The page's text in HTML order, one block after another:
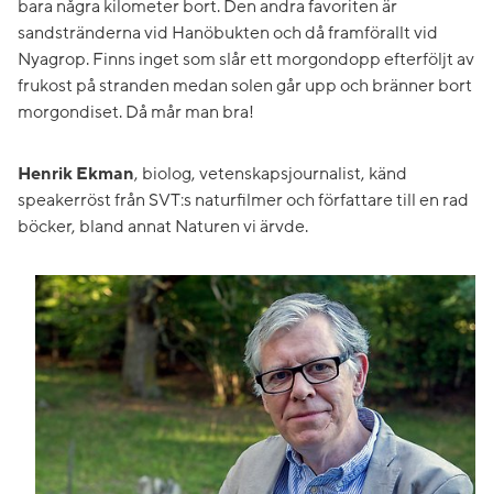
bara några kilometer bort. Den andra favoriten är
sandstränderna vid Hanöbukten och då framförallt vid
Nyagrop. Finns inget som slår ett morgondopp efterföljt av
frukost på stranden medan solen går upp och bränner bort
morgondiset. Då mår man bra!
Henrik Ekman, biolog, vetenskapsjournalist, känd
speakerröst från SVT:s naturfilmer och författare till en rad
böcker, bland annat Naturen vi ärvde.